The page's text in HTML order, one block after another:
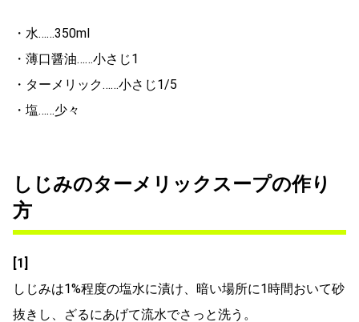
・水……350ml
・薄口醤油……小さじ1
・ターメリック……小さじ1/5
・塩……少々
しじみのターメリックスープの作り
方
[1]
しじみは1%程度の塩水に漬け、暗い場所に1時間おいて砂
抜きし、ざるにあげて流水でさっと洗う。